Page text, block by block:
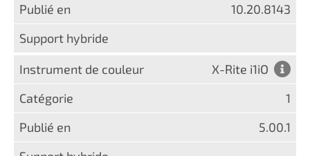
10.20.8143
X-Rite i1iO
1
5.00.1